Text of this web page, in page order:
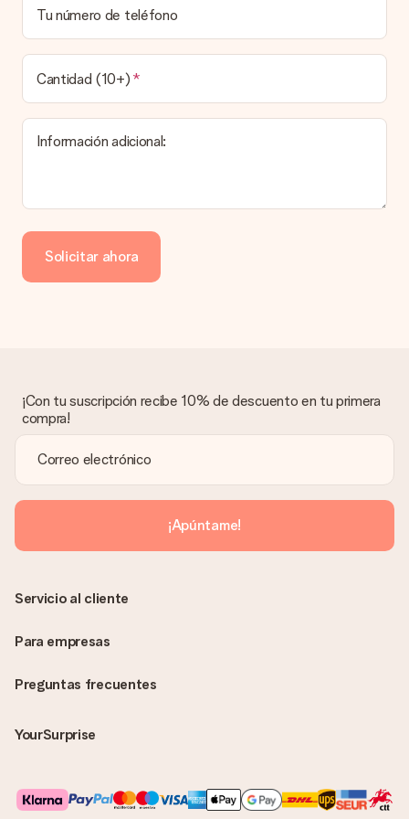
que el pedido haya sido enviado, será la empresa de
transportes la encargada de entregar el regalo.
¿Cuál es el tiempo de entrega y cuándo recibo mi
obsequio?
El tiempo de entrega se puede encontrar en la página del
producto del regalo.
¿Cómo puedo pagar mi pedido?
de crédito o transferencia bancaria. En caso de elegir
transferencia bancaria, ten en cuenta 3 días adicionales para la
entrega de tu regalo.
asunto contigo. Ponte en contacto con nuestro equipo de
atención al cliente por teléfono, correo electrónico o chat y
buscaremos una solución adecuada para ti.
¿Se envía la factura junto con el pedido?
La factura y cualquier otra información relativa a tu regalo se
enviará únicamente por correo electrónico. El regalo se enviará
sin ninguna información adicional Así, evitaremos que la
persona que recibe el regalo la vea. ¡No le enviaremos nada
más que su increíble regalo! ¿Quieres que sepa quién se lo
Tu número de teléfono
Cantidad (10+)
Información adicional:
Solicitar ahora
¡Con tu suscripción recibe 10% de descuento en tu primera
compra!
¡Apúntame!
Preguntas frecuentes
YourSurprise
Servicio al cliente
Para empresas